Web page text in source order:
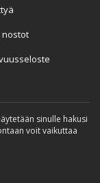
nostot
sinulle hakusi
voit vaikuttaa